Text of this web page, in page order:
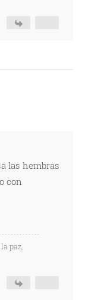
las hembras
con
paz,